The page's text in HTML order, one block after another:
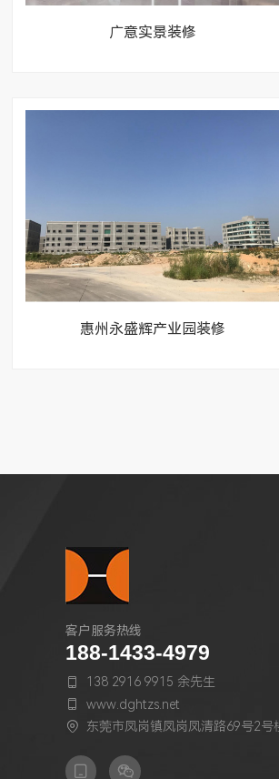
广意实景装修
惠州永盛辉产业园装修
客户服务热线
188-1433-4979
 138 2916 9915 余先生
 www.dghtzs.net
 东莞市凤岗镇凤岗凤清路69号2号
 